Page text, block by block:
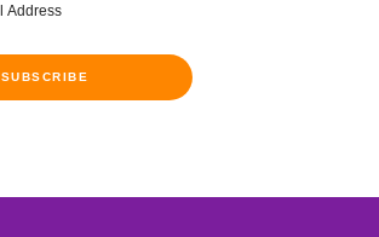
SUBSCRIBE